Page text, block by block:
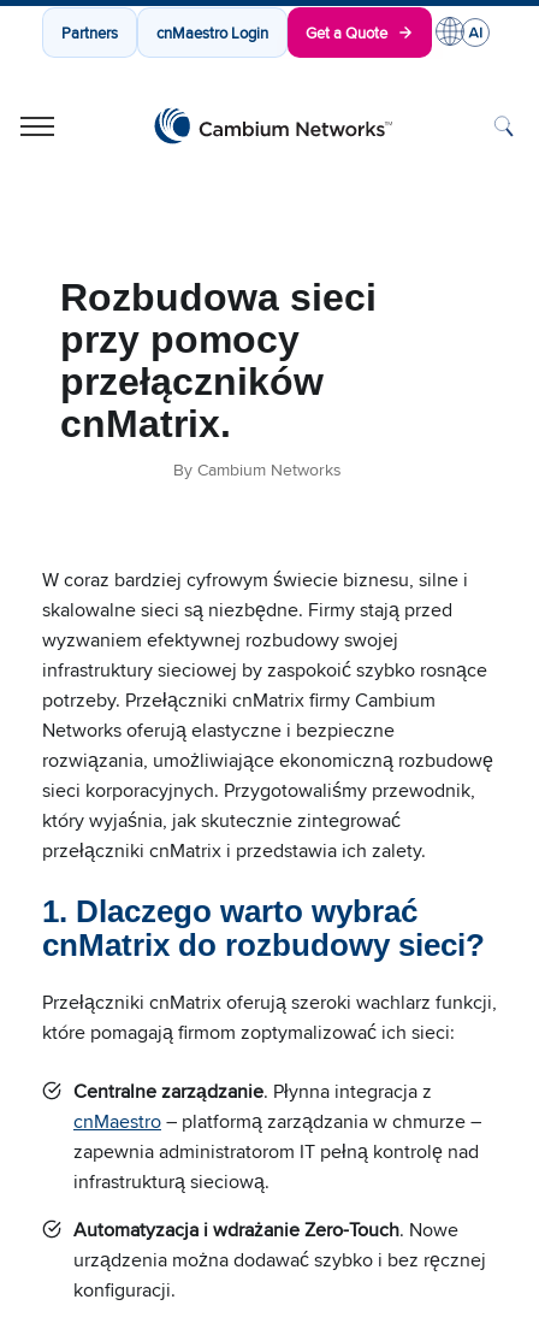
Partners cnMaestro Login Get a Quote
Rozbudowa sieci
przy pomocy
przełączników
cnMatrix.
By Cambium Networks
W coraz bardziej cyfrowym świecie biznesu, silne i
skalowalne sieci są niezbędne. Firmy stają przed
wyzwaniem efektywnej rozbudowy swojej
infrastruktury sieciowej by zaspokoić szybko rosnące
potrzeby. Przełączniki cnMatrix firmy Cambium
Networks oferują elastyczne i bezpieczne
rozwiązania, umożliwiające ekonomiczną rozbudowę
sieci korporacyjnych. Przygotowaliśmy przewodnik,
który wyjaśnia, jak skutecznie zintegrować
przełączniki cnMatrix i przedstawia ich zalety.
1. Dlaczego warto wybrać
cnMatrix do rozbudowy sieci?
Przełączniki cnMatrix oferują szeroki wachlarz funkcji,
które pomagają firmom zoptymalizować ich sieci:
Centralne zarządzanie. Płynna integracja z
cnMaestro– platformą zarządzania w chmurze –
zapewnia administratorom IT pełną kontrolę nad
infrastrukturą sieciową.
Automatyzacja i wdrażanie Zero-Touch. Nowe
urządzenia można dodawać szybko i bez ręcznej
konfiguracji.